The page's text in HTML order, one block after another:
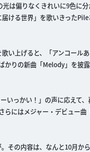
は偏りなくきれいに9色に
ける世界」を歌いきった
い上げると、「アンコール
かりの新曲「Melody」を披
いっかい！」の声に応えて
にはメジャー・デビュー曲
その内容は、なんと10月か